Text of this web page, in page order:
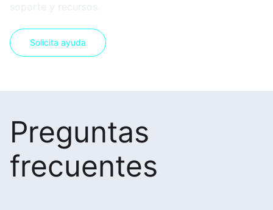
soporte y recursos.
Solicita ayuda
Preguntas
frecuentes